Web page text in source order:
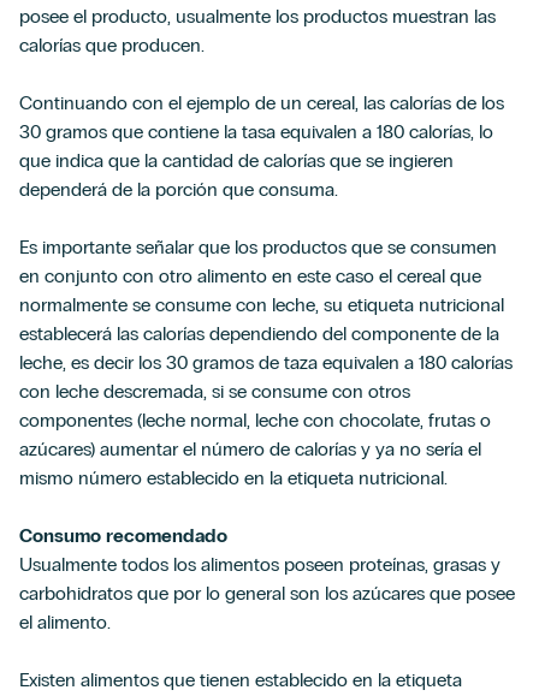
posee el producto, usualmente los productos muestran las
calorías que producen.
Continuando con el ejemplo de un cereal, las calorías de los
30 gramos que contiene la tasa equivalen a 180 calorías, lo
que indica que la cantidad de calorías que se ingieren
dependerá de la porción que consuma.
Es importante señalar que los productos que se consumen
en conjunto con otro alimento en este caso el cereal que
normalmente se consume con leche, su etiqueta nutricional
establecerá las calorías dependiendo del componente de la
leche, es decir los 30 gramos de taza equivalen a 180 calorías
con leche descremada, si se consume con otros
componentes (leche normal, leche con chocolate, frutas o
azúcares) aumentar el número de calorías y ya no sería el
mismo número establecido en la etiqueta nutricional.
Consumo recomendado
Usualmente todos los alimentos poseen proteínas, grasas y
carbohidratos que por lo general son los azúcares que posee
el alimento.
Existen alimentos que tienen establecido en la etiqueta